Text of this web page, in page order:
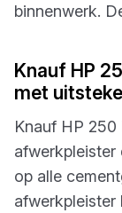
binnenwerk.
Knauf HP
met
Knauf HP
op alle
afwerkpleister